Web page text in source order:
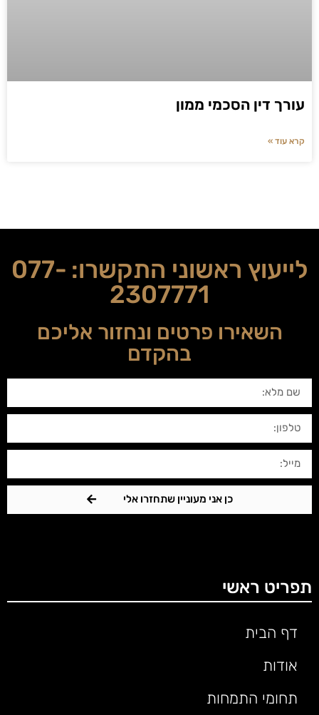
עורך דין הסכמי ממון
קרא עוד »
לייעוץ ראשוני התקשרו:077-
2307771
השאירו פרטים ונחזור אליכם
בהקדם
כן אני מעוניין שתחזרו אלי
תפריט ראשי
דף הבית
אודות
תחומי התמחות